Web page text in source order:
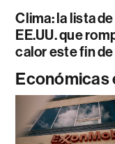
Clima: la lista
EE.UU. que
calor este fin
Económicas